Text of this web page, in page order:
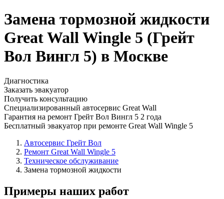
Замена тормозной жидкости
Great Wall Wingle 5 (Грейт
Вол Вингл 5) в Москве
Диагностика
Заказать эвакуатор
Получить консультацию
Специализированный автосервис Great Wall
Гарантия на ремонт Грейт Вол Вингл 5 2 года
Бесплатный эвакуатор при ремонте Great Wall Wingle 5
Автосервис Грейт Вол
Ремонт Great Wall Wingle 5
Техническое обслуживание
Замена тормозной жидкости
Примеры наших работ